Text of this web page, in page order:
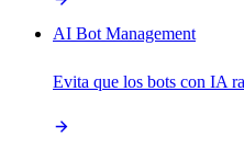
AI Bot Management
Evita que los bots con IA